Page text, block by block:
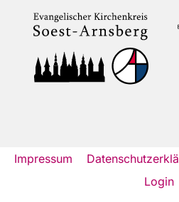
Impressum
Login